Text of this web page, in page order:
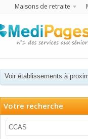
Maisons de retraite
Voir établissements à
Votre recherche
CCAS